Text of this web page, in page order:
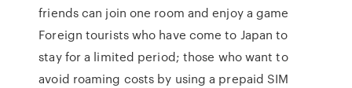
friends can join one room and enjoy a game
Foreign tourists who have come to Japan to
stay for a limited period; those who want to
avoid roaming costs by using a prepaid SIM